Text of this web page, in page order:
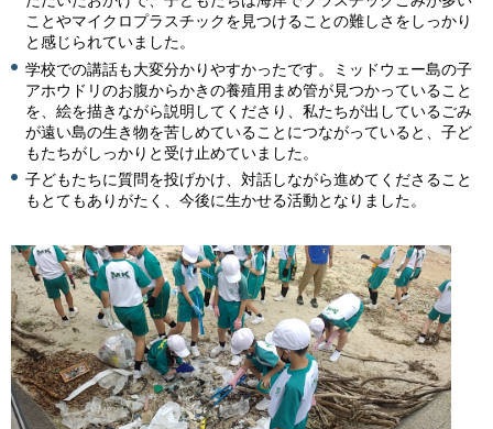
ことやマイクロプラスチックを見つけることの難しさをしっかり
と感じられていました。
学校での講話も大変分かりやすかったです。ミッドウェー島の子
アホウドリのお腹からかきの養殖用まめ管が見つかっていること
を、絵を描きながら説明してくださり、私たちが出しているごみ
が遠い島の生き物を苦しめていることにつながっていると、子ど
もたちがしっかりと受け止めていました。
子どもたちに質問を投げかけ、対話しながら進めてくださること
もとてもありがたく、今後に生かせる活動となりました。